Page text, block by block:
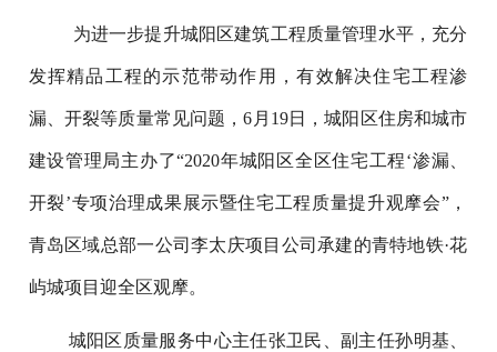
为进一步提升城阳区建筑工程质量管理水平，充分
发挥精品工程的示范带动作用，有效解决住宅工程渗
漏、开裂等质量常见问题，6月19日，城阳区住房和城市
建设管理局主办了“2020年城阳区全区住宅工程‘渗漏、
开裂’专项治理成果展示暨住宅工程质量提升观摩会”，
青岛区域总部一公司李太庆项目公司承建的青特地铁·花
屿城项目迎全区观摩。
城阳区质量服务中心主任张卫民、副主任孙明基、